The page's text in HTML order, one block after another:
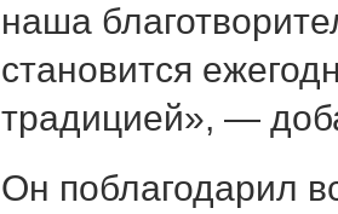
наша
становится
традицией», —
Он поблагодарил